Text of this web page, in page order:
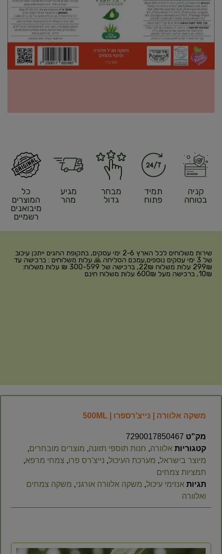
קניה
בטוחה
תמיד
פתוח
מבחר
גדול
מגיע
מהר
כל
המוצרים
מיבואנים
רשמיים
שירות משלוחים לכל הארץ 2-6 ימי עסקים, בתקופת החגים ייתכן עיכוב
של 3 ימי עסקים נוספים,עמכם הסליחה 🙏 עלות משלוחים : ברכישה עד
299₪ עלות משלוח 22₪, ברכישה של 300-599 ₪ עלות משלוח:
10₪, ברכישה מעל 600₪ עלות משלוח חינם
משקה אלוורה | נייצ’רספרו | 500ML
מק"ט 7290017850467
קטגוריות אלוורה, חנות תוספי תזונה, מוצרים מובחרים,
מיוצר בישראל, מערכת העיכול, נייצ'רס פרו, צמחי מרפא,
תמציות צמחים
תגיות אנזימי עיכול, משקה אלוורה אורגני, משקה צמחים
ואלוורה